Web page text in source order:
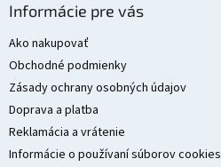
Informácie pre vás
Ako nakupovať
Obchodné podmienky
Zásady ochrany osobných údajov
Doprava a platba
Reklamácia a vrátenie
Informácie o používaní súborov cookies